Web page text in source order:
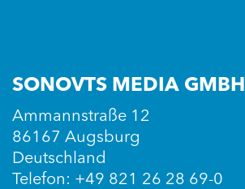
SONOVTS MEDIA GMBH
Ammannstraße 12
86167 Augsburg
Deutschland
Telefon: +49 821 26 28 69-0